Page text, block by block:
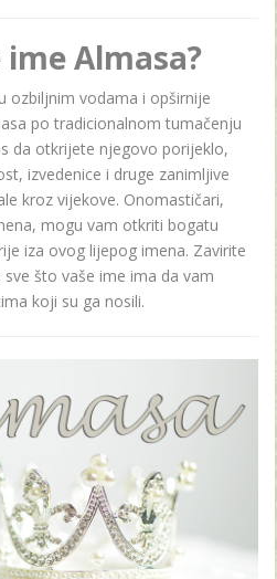
Almasa?
ozbiljnim vodama i opširnije
po tradicionalnom tumačenju
da otkrijete njegovo porijeklo,
izvedenice i druge zanimljive
kroz vijekove. Onomastičari,
mogu vam otkriti bogatu
iza ovog lijepog imena. Zavirite
što vaše ime ima da vam
koji su ga nosili.